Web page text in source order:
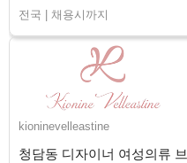
전국 | 채용시까지
kioninevelleastine
청담동 디자이너 여성의류 브